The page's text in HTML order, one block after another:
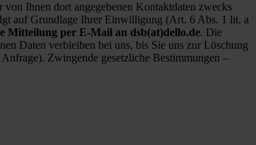
Ihnen dort angegebenen Kontaktdaten zwecks
auf Grundlage Ihrer Einwilligung (Art. 6 Abs. 1 lit. a
Mitteilung per E-Mail an dsb(at)dello.de. Die
Daten verbleiben bei uns, bis Sie uns zur Löschung
Zwingende gesetzliche Bestimmungen –